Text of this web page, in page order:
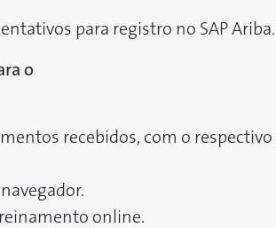
para registro no SAP Ariba.
o
recebidos, com o
online.